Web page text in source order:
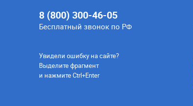
8 (800) 300-46-05
Бесплатный звонок по РФ
Увидели ошибку на сайте?
Выделите фрагмент
и нажмите Ctrl+Enter